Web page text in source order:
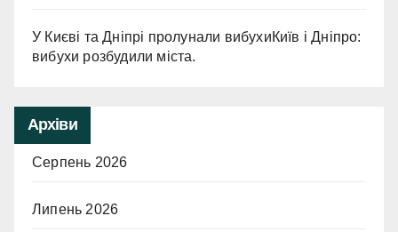
У Києві та Дніпрі пролунали вибухиКиїв і Дніпро:
вибухи розбудили міста.
Архіви
Серпень 2026
Липень 2026